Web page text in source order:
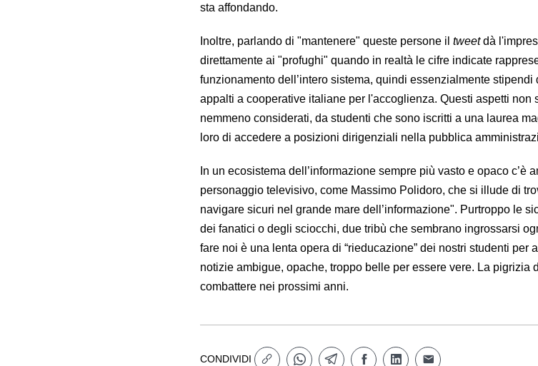
sta affondando.
Inoltre, parlando di "mantenere" queste persone il tweetdà
direttamente ai "profughi" quando in realtà le cifre indicate
funzionamento dell’intero sistema, quindi essenzialmente
appalti a cooperative italiane per l'accoglienza. Questi aspetti non
nemmeno considerati, da studenti che sono iscritti a una laurea
loro di accedere a posizioni dirigenziali nella pubblica
In un ecosistema dell’informazione sempre più vasto e opaco c’è
personaggio televisivo, come Massimo Polidoro, che si illude di
navigare sicuri nel grande mare dell’informazione". Purtroppo le
dei fanatici o degli sciocchi, due tribù che sembrano ingrossarsi
fare noi è una lenta opera di “rieducazione” dei nostri studenti per
notizie ambigue, opache, troppo belle per essere vere. La pigrizia
combattere nei prossimi anni.
CONDIVIDI